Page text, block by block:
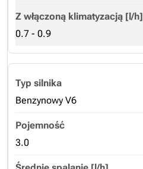
0.7 - 0.9
Benzynowy V6
3.0